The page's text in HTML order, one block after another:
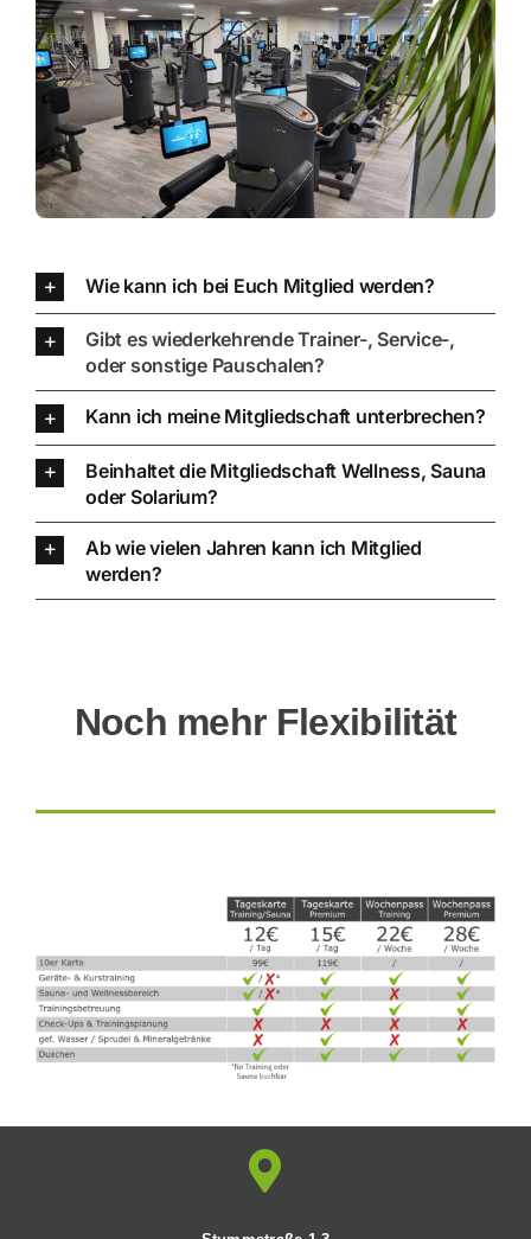
Wie kann ich bei Euch Mitglied werden?
Gibt es wiederkehrende Trainer-, Service-,
oder sonstige Pauschalen?
Kann ich meine Mitgliedschaft unterbrechen?
Beinhaltet die Mitgliedschaft Wellness, Sauna
oder Solarium?
Ab wie vielen Jahren kann ich Mitglied
werden?
Noch mehr Flexibilität